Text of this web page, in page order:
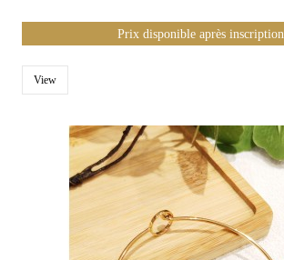
Prix disponible après inscription
View